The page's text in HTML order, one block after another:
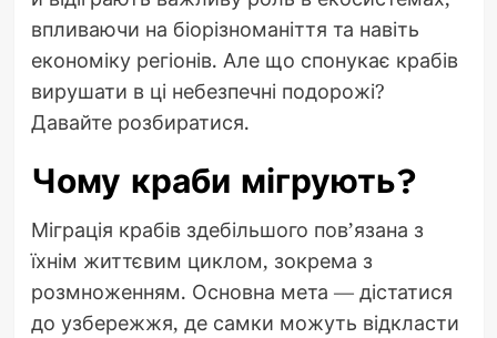
впливаючи на біорізноманіття та навіть
економіку регіонів. Але що спонукає крабів
вирушати в ці небезпечні подорожі?
Давайте розбиратися.
Чому краби мігрують?
Міграція крабів здебільшого пов’язана з
їхнім життєвим циклом, зокрема з
розмноженням. Основна мета — дістатися
до узбережжя, де самки можуть відкласти